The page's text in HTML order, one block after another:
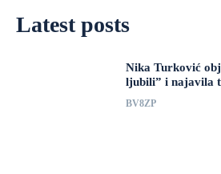
Latest posts
Nika Turković
ljubili” i najavila
BV8ZP